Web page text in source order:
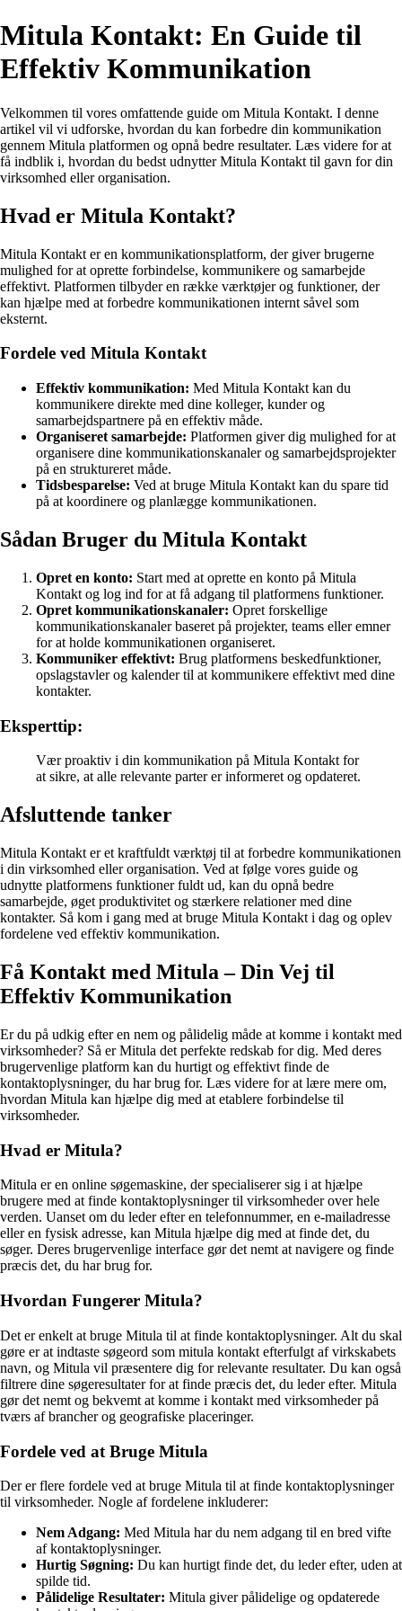
Mitula Kontakt: En Guide til
Effektiv Kommunikation
Velkommen til vores omfattende guide om Mitula Kontakt. I denne
artikel vil vi udforske, hvordan du kan forbedre din kommunikation
gennem Mitula platformen og opnå bedre resultater. Læs videre for at
få indblik i, hvordan du bedst udnytter Mitula Kontakt til gavn for din
virksomhed eller organisation.
Hvad er Mitula Kontakt?
Mitula Kontakt er en kommunikationsplatform, der giver brugerne
mulighed for at oprette forbindelse, kommunikere og samarbejde
effektivt. Platformen tilbyder en række værktøjer og funktioner, der
kan hjælpe med at forbedre kommunikationen internt såvel som
eksternt.
Fordele ved Mitula Kontakt
Effektiv kommunikation: Med Mitula Kontakt kan du
kommunikere direkte med dine kolleger, kunder og
samarbejdspartnere på en effektiv måde.
Organiseret samarbejde: Platformen giver dig mulighed for at
organisere dine kommunikationskanaler og samarbejdsprojekter
på en struktureret måde.
Tidsbesparelse: Ved at bruge Mitula Kontakt kan du spare tid
på at koordinere og planlægge kommunikationen.
Sådan Bruger du Mitula Kontakt
Opret en konto: Start med at oprette en konto på Mitula
Kontakt og log ind for at få adgang til platformens funktioner.
Opret kommunikationskanaler: Opret forskellige
kommunikationskanaler baseret på projekter, teams eller emner
for at holde kommunikationen organiseret.
Kommuniker effektivt: Brug platformens beskedfunktioner,
opslagstavler og kalender til at kommunikere effektivt med dine
kontakter.
Eksperttip:
Vær proaktiv i din kommunikation på Mitula Kontakt for
at sikre, at alle relevante parter er informeret og opdateret.
Afsluttende tanker
Mitula Kontakt er et kraftfuldt værktøj til at forbedre kommunikationen
i din virksomhed eller organisation. Ved at følge vores guide og
udnytte platformens funktioner fuldt ud, kan du opnå bedre
samarbejde, øget produktivitet og stærkere relationer med dine
kontakter. Så kom i gang med at bruge Mitula Kontakt i dag og oplev
fordelene ved effektiv kommunikation.
Få Kontakt med Mitula – Din Vej til
Effektiv Kommunikation
Er du på udkig efter en nem og pålidelig måde at komme i kontakt med
virksomheder? Så er Mitula det perfekte redskab for dig. Med deres
brugervenlige platform kan du hurtigt og effektivt finde de
kontaktoplysninger, du har brug for. Læs videre for at lære mere om,
hvordan Mitula kan hjælpe dig med at etablere forbindelse til
virksomheder.
Hvad er Mitula?
Mitula er en online søgemaskine, der specialiserer sig i at hjælpe
brugere med at finde kontaktoplysninger til virksomheder over hele
verden. Uanset om du leder efter en telefonnummer, en e-mailadresse
eller en fysisk adresse, kan Mitula hjælpe dig med at finde det, du
søger. Deres brugervenlige interface gør det nemt at navigere og finde
præcis det, du har brug for.
Hvordan Fungerer Mitula?
Det er enkelt at bruge Mitula til at finde kontaktoplysninger. Alt du skal
gøre er at indtaste søgeord som mitula kontakt efterfulgt af virkskabets
navn, og Mitula vil præsentere dig for relevante resultater. Du kan også
filtrere dine søgeresultater for at finde præcis det, du leder efter. Mitula
gør det nemt og bekvemt at komme i kontakt med virksomheder på
tværs af brancher og geografiske placeringer.
Fordele ved at Bruge Mitula
Der er flere fordele ved at bruge Mitula til at finde kontaktoplysninger
til virksomheder. Nogle af fordelene inkluderer:
Nem Adgang: Med Mitula har du nem adgang til en bred vifte
af kontaktoplysninger.
Hurtig Søgning: Du kan hurtigt finde det, du leder efter, uden at
spilde tid.
Pålidelige Resultater: Mitula giver pålidelige og opdaterede